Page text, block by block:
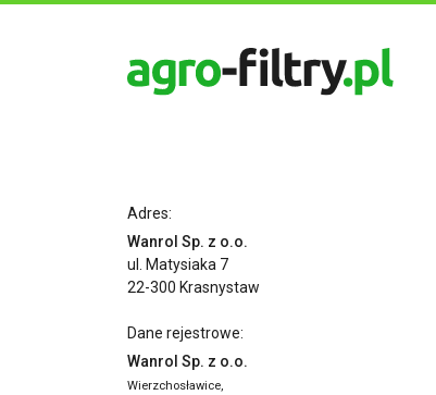
Adres:
Wanrol Sp. z o.o.
ul. Matysiaka 7
22-300 Krasnystaw
Dane rejestrowe:
Wanrol Sp. z o.o.
Wierzchosławice,